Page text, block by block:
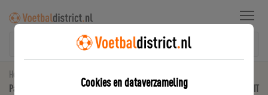
Menu
Home
Paris Saint-Germain Strike Derde Nike Total 90 knit voetbaltrainingstop met Dri-FIT
Cookies en dataverzameling